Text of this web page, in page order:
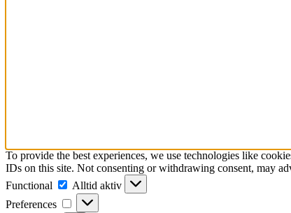
To provide the best experiences, we use technologies like
IDs on this site. Not consenting or withdrawing consent, may
Functional
Functional
Alltid aktiv
Preferences
Preferences